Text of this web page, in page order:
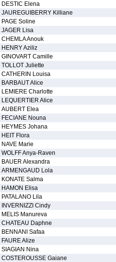
DESTIC Elena
JAUREGUIBERRY Killiane
PAGE Soline
JAGER Lisa
CHEMLA Anouk
HENRY Aziliz
GINOVART Camille
TOLLOT Juliette
CATHERIN Louisa
BARBAUT Alice
LEMIERE Charlotte
LEQUERTIER Alice
AUBERT Elea
FECIANE Nouna
HEYMES Johana
HEIT Flora
NAVE Marie
WOLFF Anya-Raven
BAUER Alexandra
ARMENGAUD Lola
KONATE Salma
HAMON Elisa
PATALANO Lila
INVERNIZZI Cindy
MELIS Manureva
CHATEAU Daphne
BENNANI Safaa
FAURE Alize
SIAGIAN Nina
COSTEROUSSE Gaiane